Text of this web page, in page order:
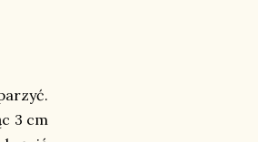
3 cm